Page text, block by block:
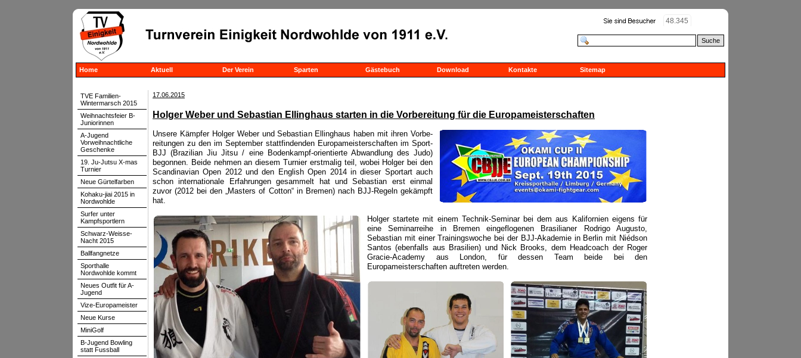
Suche
48.345
Home Aktuell Der Verein Sparten Gästebuch Download Kontakte Sitemap
17.06.2015
Holger Weber und Sebastian Ellinghaus starten in die Vorbereitung für die Europameisterschaften
Unsere Kämpfer Holger Weber und Sebastian Ellinghaus haben mit ihren Vorbe-
reitungen zu den im September stattfindenden Europameisterschaften im Sport-
BJJ (Brazilian Jiu Jitsu / eine Bodenkampf-orientierte Abwandlung des Judo)
begonnen. Beide nehmen an diesem Turnier erstmalig teil, wobei Holger bei den
Scandinavian Open 2012 und den English Open 2014 in dieser Sportart auch
schon internationale Erfahrungen gesammelt hat und Sebastian erst einmal
zuvor (2012 bei den „Masters of Cotton“ in Bremen) nach BJJ-Regeln gekämpft
hat.
Holger startete mit einem Technik-Seminar bei dem aus Kalifornien eigens für
eine Seminarreihe in Bremen eingeflogenen Brasilianer Rodrigo Augusto,
Sebastian mit einer Trainingswoche bei der BJJ-Akademie in Berlin mit Niédson
Santos (ebenfalls aus Brasilien) und Nick Brooks, dem Headcoach der Roger
Gracie-Academy aus London, für dessen Team beide bei den
Europameisterschaften auftreten werden.
TVE Familien-
Wintermarsch 2015
Weihnachtsfeier B-
Juniorinnen
A-Jugend
Vorweihnachtliche
Geschenke
19. Ju-Jutsu X-mas
Turnier
Neue Gürtelfarben
Kohaku-jiai 2015 in
Nordwohlde
Surfer unter
Kampfsportlern
Schwarz-Weisse-
Nacht 2015
Ballfangnetze
Sporthalle
Nordwohlde kommt
Neues Outfit für A-
Jugend
Vize-Europameister
Neue Kurse
MiniGolf
B-Jugend Bowling
statt Fussball